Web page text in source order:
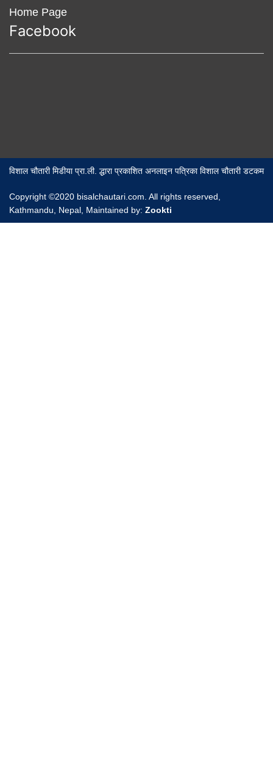
Home Page
Facebook
विशाल चौतारी मिडीया प्रा.ली. द्धारा प्रकाशित अनलाइन पत्रिका विशाल चौतारी डटकम
Copyright ©2020 bisalchautari.com. All rights reserved,
Kathmandu, Nepal, Maintained by: Zookti